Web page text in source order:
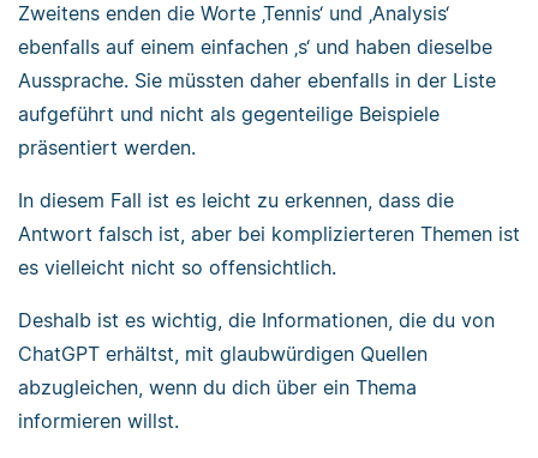
Zweitens enden die Worte ‚Tennis‘ und ‚Analysis‘
ebenfalls auf einem einfachen ‚s‘ und haben dieselbe
Aussprache. Sie müssten daher ebenfalls in der Liste
aufgeführt und nicht als gegenteilige Beispiele
präsentiert werden.
In diesem Fall ist es leicht zu erkennen, dass die
Antwort falsch ist, aber bei komplizierteren Themen ist
es vielleicht nicht so offensichtlich.
Deshalb ist es wichtig, die Informationen, die du von
ChatGPT erhältst, mit glaubwürdigen Quellen
abzugleichen, wenn du dich über ein Thema
informieren willst.